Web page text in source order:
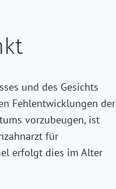
und des Gesichts
Fehlentwicklungen der
vorzubeugen, ist
für
erfolgt dies im Alter